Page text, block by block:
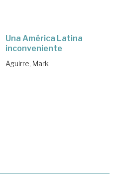
Una América Latina
inconveniente
Aguirre, Mark